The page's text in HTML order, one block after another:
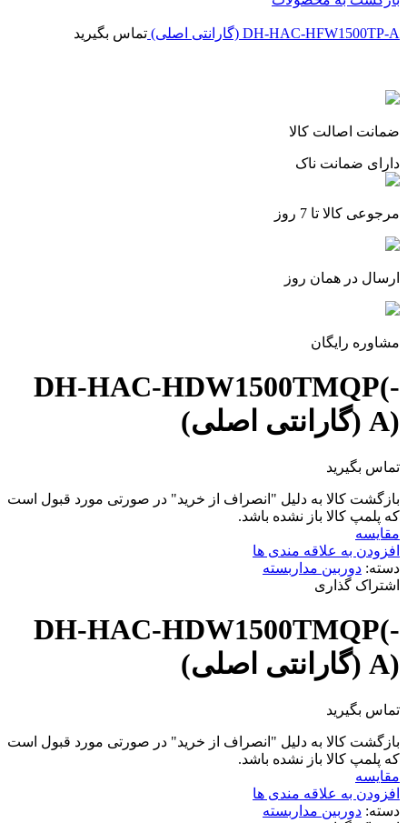
DH-HAC-HFW1500TP-A (گارانتی اصلی) تماس بگیرید
ضمانت اصالت کالا
دارای ضمانت ناک
مرجوعی کالا تا 7 روز
ارسال در همان روز
مشاوره رایگان
DH-HAC-HDW1500TMQP(-
A) (گارانتی اصلی)
تماس بگیرید
بازگشت کالا به دلیل "انصراف از خرید" در صورتی مورد قبول است
که پلمپ کالا باز نشده باشد.
مقایسه
افزودن به علاقه مندی ها
دسته: دوربین مداربسته
اشتراک گذاری
DH-HAC-HDW1500TMQP(-
A) (گارانتی اصلی)
تماس بگیرید
بازگشت کالا به دلیل "انصراف از خرید" در صورتی مورد قبول است
که پلمپ کالا باز نشده باشد.
مقایسه
افزودن به علاقه مندی ها
دسته: دوربین مداربسته